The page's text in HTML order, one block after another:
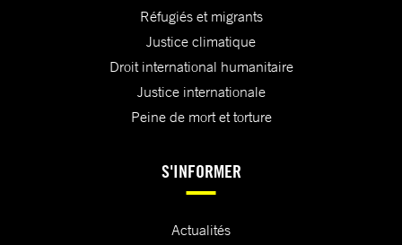
Réfugiés et migrants
Justice climatique
Droit international humanitaire
Justice internationale
Peine de mort et torture
S'INFORMER
Actualités